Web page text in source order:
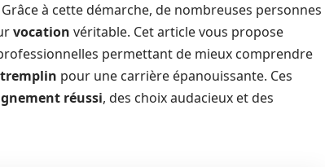
à cette démarche, de nombreuses personnes
vocation véritable. Cet article vous propose
permettant de mieux comprendre
tremplin pour une carrière épanouissante. Ces
réussi, des choix audacieux et des